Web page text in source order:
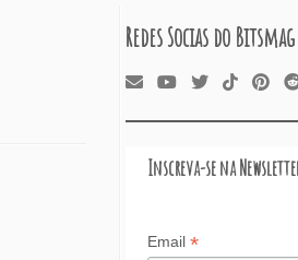
Redes Socias do Bitsmag
Inscreva-se na
Email *